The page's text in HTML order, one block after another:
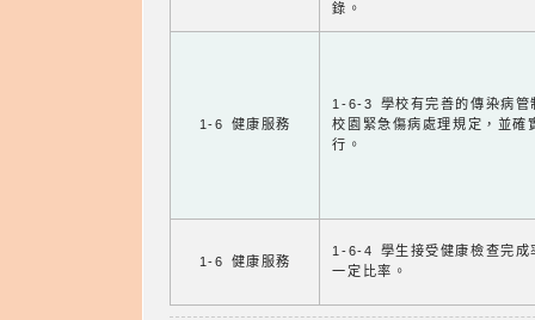
錄。
1-6 健康服務
1-6-3 學校有完善的傳染病管
校園緊急傷病處理規定，並確
行。
1-6 健康服務
1-6-4 學生接受健康檢查完成
一定比率。